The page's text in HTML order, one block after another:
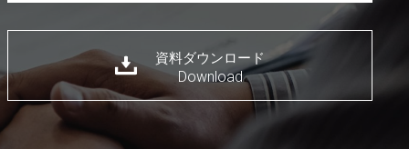
資料ダウンロード
Download